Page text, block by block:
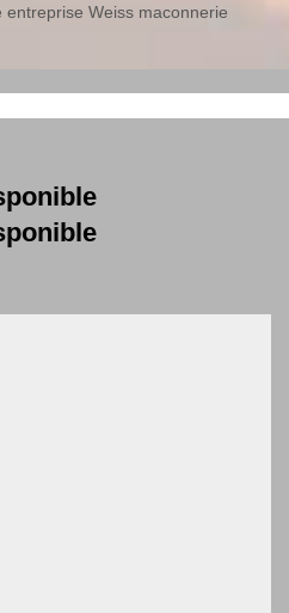
Weiss maconnerie